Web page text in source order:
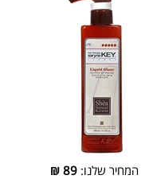
המחיר שלנו: 89
₪